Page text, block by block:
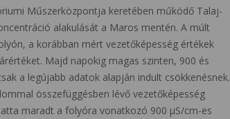
Műszerközpontja keretében működő Talaj-
alakulását a Maros mentén. A múlt
a korábban mért vezetőképesség értékek
Majd napokig magas szinten, 900 és
a legújabb adatok alapján indult csökkenésnek.
összefüggésben lévő vezetőképesség
maradt a folyóra vonatkozó 900 µS/cm-es